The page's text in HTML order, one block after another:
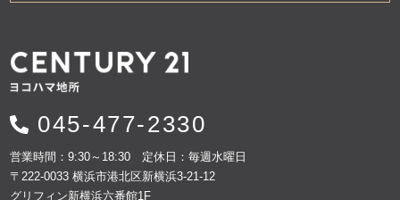
045-477-2330
営業時間：9:30～18:30 定休日：毎週水曜日
〒222-0033 横浜市港北区新横浜3-21-12
グリフィン新横浜六番館1F